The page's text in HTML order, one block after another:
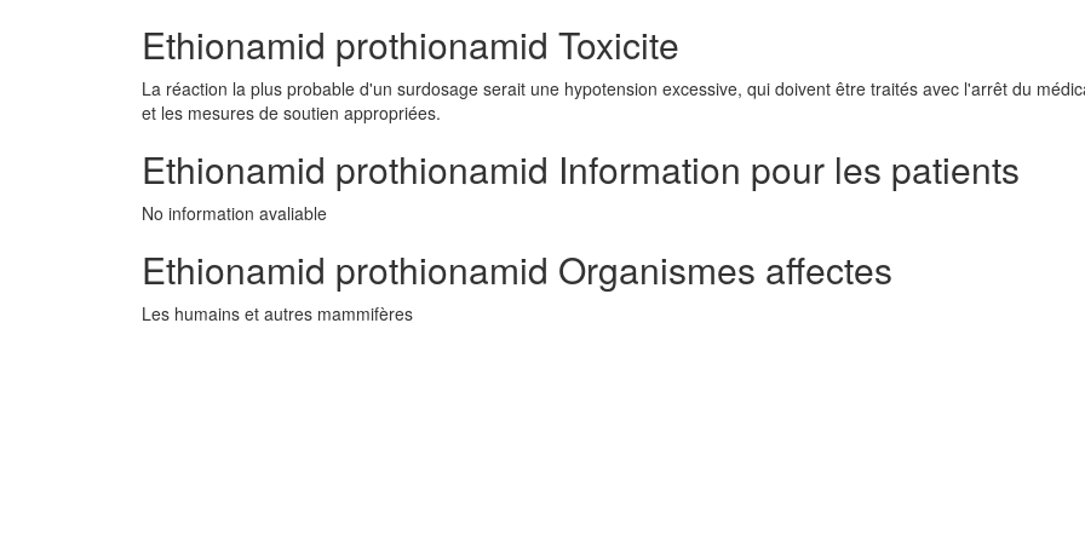
Ethionamid prothionamid Toxicite
La réaction la plus probable d'un surdosage serait une hypotension excessive, qui doivent être traités avec l'arrêt du
et les mesures de soutien appropriées.
Ethionamid prothionamid Information pour les patients
No information avaliable
Ethionamid prothionamid Organismes affectes
Les humains et autres mammifères